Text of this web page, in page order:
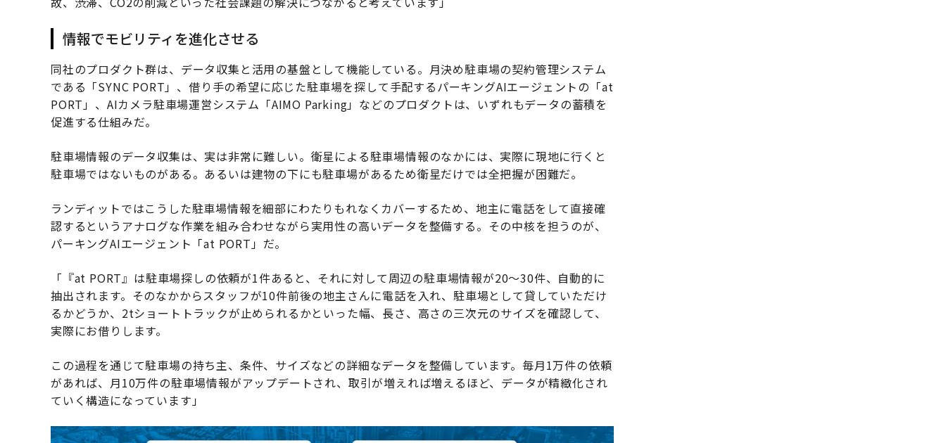
情報でモビリティを進化させる
同社のプロダクト群は、データ収集と活用の基盤として機能している。月決め駐車場の契約管理システム
である「SYNC PORT」、借り手の希望に応じた駐車場を探して手配するパーキングAIエージェントの「at
PORT」、AIカメラ駐車場運営システム「AIMO Parking」などのプロダクトは、いずれもデータの蓄積を
促進する仕組みだ。
駐車場情報のデータ収集は、実は非常に難しい。衛星による駐車場情報のなかには、実際に現地に行くと
駐車場ではないものがある。あるいは建物の下にも駐車場があるため衛星だけでは全把握が困難だ。
ランディットではこうした駐車場情報を細部にわたりもれなくカバーするため、地主に電話をして直接確
認するというアナログな作業を組み合わせながら実用性の高いデータを整備する。その中核を担うのが、
パーキングAIエージェント「at PORT」だ。
「『at PORT』は駐車場探しの依頼が1件あると、それに対して周辺の駐車場情報が20～30件、自動的に
抽出されます。そのなかからスタッフが10件前後の地主さんに電話を入れ、駐車場として貸していただけ
るかどうか、2tショートトラックが止められるかといった幅、長さ、高さの三次元のサイズを確認して、
実際にお借りします。
この過程を通じて駐車場の持ち主、条件、サイズなどの詳細なデータを整備しています。毎月1万件の依頼
があれば、月10万件の駐車場情報がアップデートされ、取引が増えれば増えるほど、データが精緻化され
ていく構造になっています」